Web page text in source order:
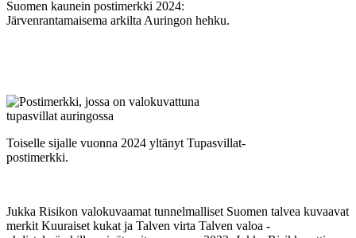
Suomen kaunein postimerkki 2024:
Järvenrantamaisema arkilta Auringon hehku.
Toiselle sijalle vuonna 2024 yltänyt Tupasvillat-
postimerkki.
Jukka Risikon valokuvaamat tunnelmalliset Suomen talvea kuvaavat
merkit Kuuraiset kukat ja Talven virta Talven valoa -